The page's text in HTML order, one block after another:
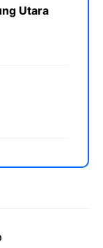
Utara